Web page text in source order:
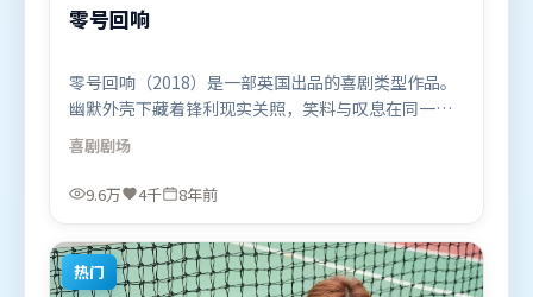
零号回响
零号回响（2018）是一部英国出品的喜剧类型作品。
幽默外壳下藏着锋利现实关照，笑料与叹息在同一场
景里并存。高潮段落信息密度高，情绪释放与主题回
扣同时完成。由程耳执导，李政宰、木村拓哉、古天
乐，易烊千玺、张家辉等联袂出演。影片于2018年3
题材的观众观看。
喜剧剧场
9.6万 4千 8年前
热门